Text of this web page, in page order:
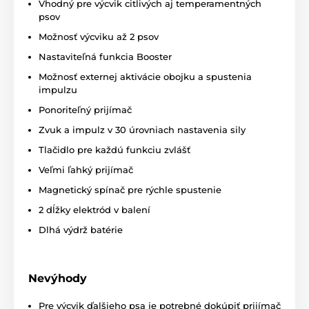
batérie
, ktorého stav vám ukazuje LCD
displej av prevádzke vydrží
Prijímač je napájaný3V batériou s označením CR2
jeho
životnosť sa pohybuje
v rozmedzí 3 - 6
mesiacovv závislosti od frekvencie a druhu
využívaných funkcií.
Vodotesnosť
Prijímač obojku je dodávaný s plne
ideálnou voľbou pre tréning vo vode alebo
extrémnych podmienkach (les, bahno) alebo v
vode.
Počet psov
Vhodný pre výcvik citlivých aj temperamentných
psov
Možnosť výcviku až 2 psov
Nastaviteľná funkcia Booster
Možnosť externej aktivácie obojku a spustenia
impulzu
Ponoriteľný prijímač
Zvuk a impulz v 30 úrovniach nastavenia sily
Tlačidlo pre každú funkciu zvlášť
Veľmi ľahký prijímač
Magnetický spínač pre rýchle spustenie
2 dĺžky elektród v balení
Dlhá výdrž batérie
Nevýhody
Pre výcvik ďalšieho psa je potrebné dokúpiť prijímač